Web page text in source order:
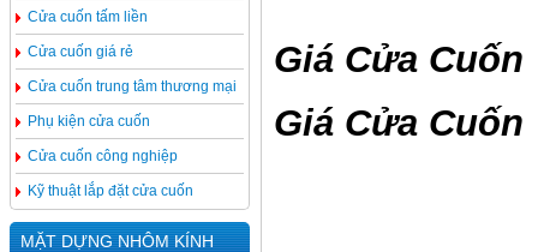
Cửa cuốn tấm liền
Cửa cuốn giá rẻ
Cửa cuốn trung tâm thương mại
Phụ kiện cửa cuốn
Cửa cuốn công nghiệp
Kỹ thuật lắp đặt cửa cuốn
MẶT DỰNG NHÔM KÍNH
Giá Cửa Cuốn
Giá Cửa Cuốn